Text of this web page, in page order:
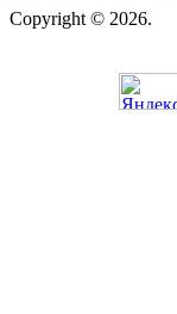
Copyright © 2026.